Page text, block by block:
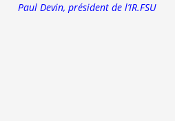
Paul Devin, président de l’IR.FSU